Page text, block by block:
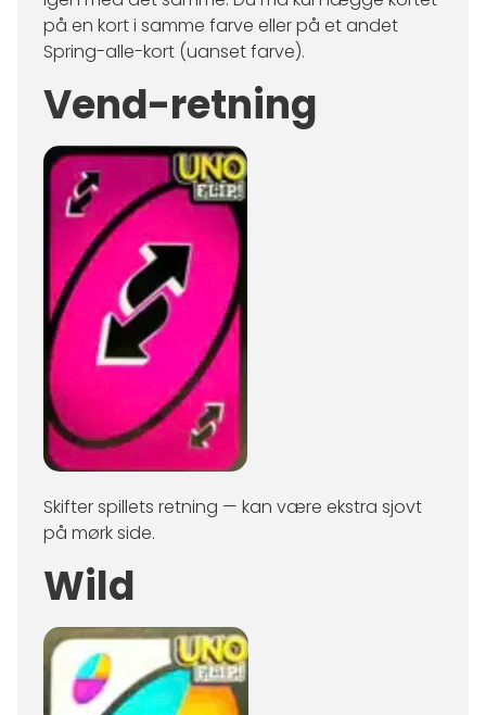
på en kort i samme farve eller på et andet
Spring-alle-kort (uanset farve).
Vend-retning
Skifter spillets retning — kan være ekstra sjovt
på mørk side.
Wild